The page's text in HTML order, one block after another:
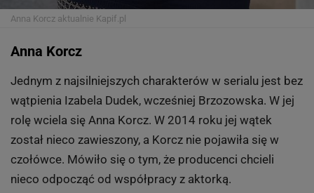
Anna Korcz aktualnie Kapif.pl
Anna Korcz
Jednym z najsilniejszych charakterów w serialu jest bez
wątpienia Izabela Dudek, wcześniej Brzozowska. W jej
rolę wciela się Anna Korcz. W 2014 roku jej wątek
został nieco zawieszony, a Korcz nie pojawiła się w
czołówce. Mówiło się o tym, że producenci chcieli
nieco odpocząć od współpracy z aktorką.